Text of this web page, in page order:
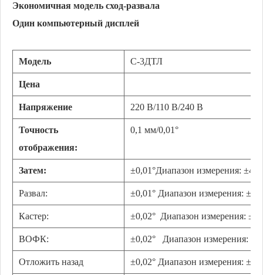
Экономичная модель сход-развала
Один компьютерный дисплей
Модель С-3ДТЛ
Цена
Напряжение 220 В/110 В/240 В
Точность
отображения:
0,1 мм/0,01°
Затем: ±0,01°Диапазон измерения: ±40°
Развал: ±0,01° Диапазон измерения:
Кастер: ±0,02° Диапазон измерения:
ВОФК: ±0,02° Диапазон измерения:
Отложить назад ±0,02° Диапазон измерения: